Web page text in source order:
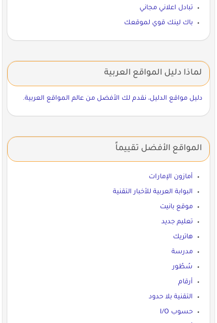
تبادل اعلاني مجاني
باك لينك قوي لموقعك
لماذا دليل المواقع العربية
دليل مواقع الدليل، نقدم لك الأفضل من عالم المواقع العربية.
المواقع الأفضل تقييماً
أمازون الإمارات
البوابة العربية للأخبار التقنية
موقع بانيت
تعليم جديد
هاتريك
مدرسة
سُطُور
أرقام
التقنية بلا حدود
حسوب I/O